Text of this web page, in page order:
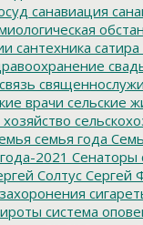
санавиация
сантехника сатира
связь
врачи сельские
семья года
2021 Сенаторы
СолтусСергей
система